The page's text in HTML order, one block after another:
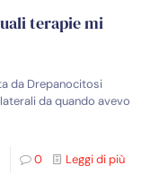
terapie mi
da Drepanocitosi
da quando avevo
0 Leggi di più